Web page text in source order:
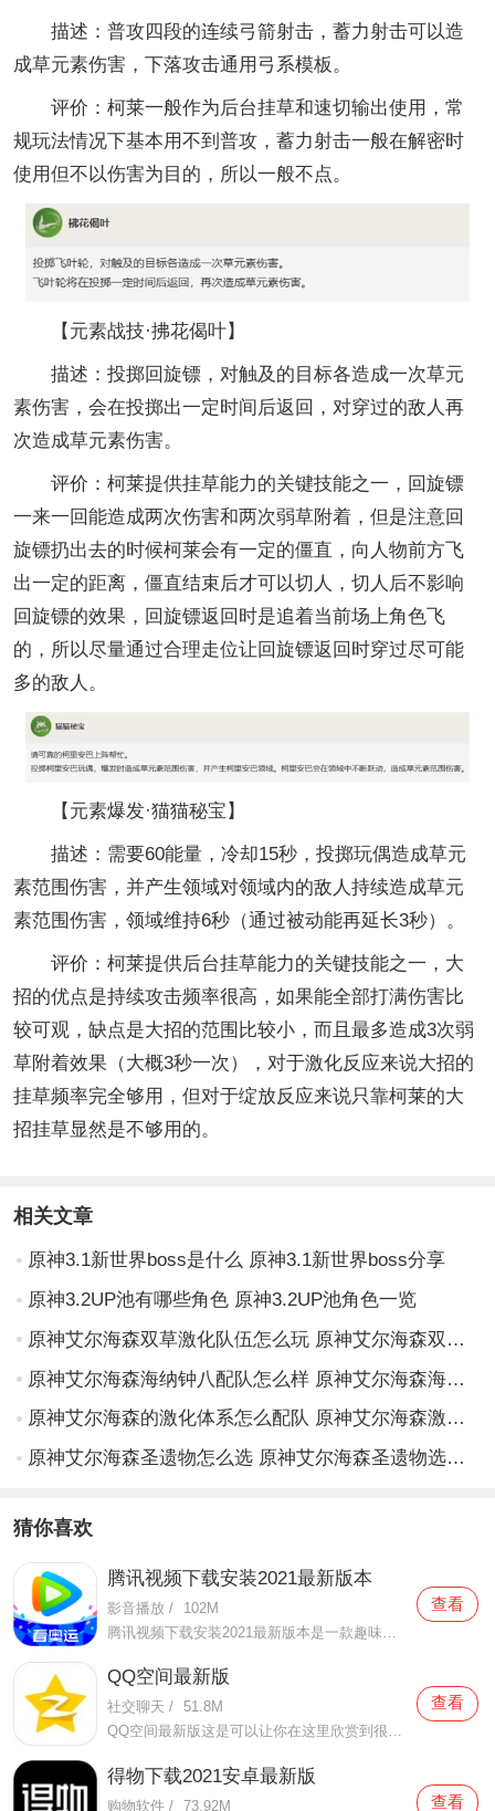
描述：普攻四段的连续弓箭射击，蓄力射击可以造
成草元素伤害，下落攻击通用弓系模板。
评价：柯莱一般作为后台挂草和速切输出使用，常
规玩法情况下基本用不到普攻，蓄力射击一般在解密时
使用但不以伤害为目的，所以一般不点。
【元素战技·拂花偈叶】
描述：投掷回旋镖，对触及的目标各造成一次草元
素伤害，会在投掷出一定时间后返回，对穿过的敌人再
次造成草元素伤害。
评价：柯莱提供挂草能力的关键技能之一，回旋镖
一来一回能造成两次伤害和两次弱草附着，但是注意回
旋镖扔出去的时候柯莱会有一定的僵直，向人物前方飞
出一定的距离，僵直结束后才可以切人，切人后不影响
回旋镖的效果，回旋镖返回时是追着当前场上角色飞
的，所以尽量通过合理走位让回旋镖返回时穿过尽可能
多的敌人。
【元素爆发·猫猫秘宝】
描述：需要60能量，冷却15秒，投掷玩偶造成草元
素范围伤害，并产生领域对领域内的敌人持续造成草元
素范围伤害，领域维持6秒（通过被动能再延长3秒）。
评价：柯莱提供后台挂草能力的关键技能之一，大
招的优点是持续攻击频率很高，如果能全部打满伤害比
较可观，缺点是大招的范围比较小，而且最多造成3次弱
草附着效果（大概3秒一次），对于激化反应来说大招的
挂草频率完全够用，但对于绽放反应来说只靠柯莱的大
招挂草显然是不够用的。
相关文章
原神3.1新世界boss是什么 原神3.1新世界boss分享
原神3.2UP池有哪些角色 原神3.2UP池角色一览
原神艾尔海森双草激化队伍怎么玩 原神艾尔海森双草激化队伍详解
原神艾尔海森海纳钟八配队怎么样 原神艾尔海森海纳钟八配队解析
原神艾尔海森的激化体系怎么配队 原神艾尔海森激化体系配队思路
原神艾尔海森圣遗物怎么选 原神艾尔海森圣遗物选择攻略
猜你喜欢
腾讯视频下载安装2021最新版本
影音播放 /
102M
查看
QQ空间最新版
社交聊天 / 51.8M
QQ空间最新版这是可以让你在这里欣赏到很多优质的内容欣赏体验的手机视频软件，在这里的内容有很多都是好友的动态，而且还有很多的互动功能可以让你跟好友之间的亲密度再次提升，大家在这里可以感受到很多优质的社交和很多有趣的心情分享，不仅可以跟人互动，这软件也是自己
查看
得物下载2021安卓最新版
购物软件 / 73.92M 查看